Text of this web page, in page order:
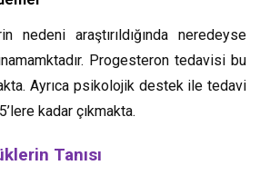
nedeni araştırıldığında neredeyse
Progesteron tedavisi bu
Ayrıca psikolojik destek ile tedavi
kadar çıkmakta.
Tanısı